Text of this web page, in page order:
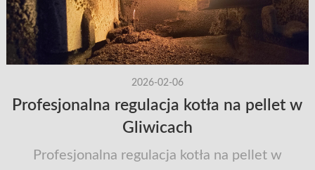
2026-02-06
Profesjonalna regulacja kotła na pellet w
Gliwicach
Profesjonalna regulacja kotła na pellet w